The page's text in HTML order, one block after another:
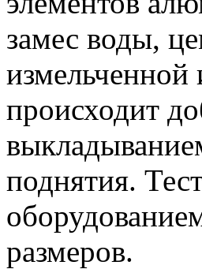
замес воды,
измельченной
происходит
поднятия.
размеров.